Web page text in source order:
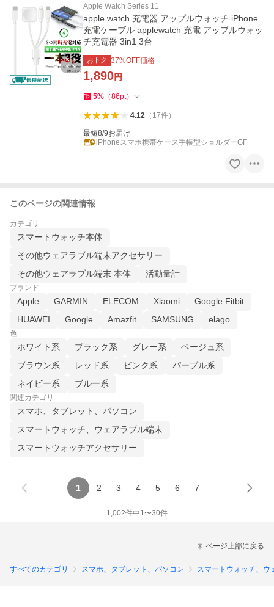
Apple Watch Series 11
apple watch 充電器 アップルウォッチ iPhone
充電ケーブル applewatch 充電 アップルウォッ
チ充電器 3in1 3台
おトク 37%OFF価格
1,890円
5% （86pt）
4.12（ 17件）
最短8/9お届け
iPhoneスマホ携帯ケース手帳型ショルダーGF
このページの関連情報
カテゴリ
スマートウォッチ本体
その他ウェアラブル端末アクセサリー
その他ウェアラブル端末 本体
活動量計
ブランド
Apple GARMIN ELECOM Xiaomi
Google Fitbit
HUAWEI
Google Amazfit SAMSUNG elago
色
ホワイト系 ブラック系 グレー系
ベージュ系
ブラウン系
レッド系 ピンク系
パープル系
ネイビー系
ブルー系
関連カテゴリ
スマホ、タブレット、パソコン
スマートウォッチ、ウェアラブル端末
スマートウォッチアクセサリー
1 2 3 4 5 6 7
1,002件中1〜30件
ページ上部に戻る
すべてのカテゴリ スマホ、タブレット、パソコン スマートウォッチ、ウ